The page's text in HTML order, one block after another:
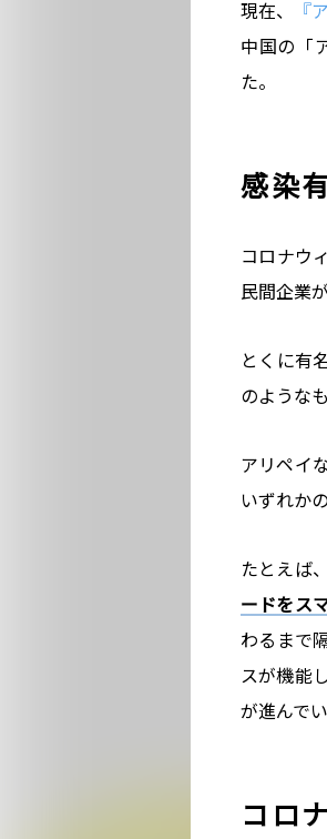
現在、 『
中国の「
た。
感染
コロナウ
民間企業
とくに有
のような
アリペイ
いずれか
たとえば、
ードをス
わるまで
スが機能
が進んで
コロ